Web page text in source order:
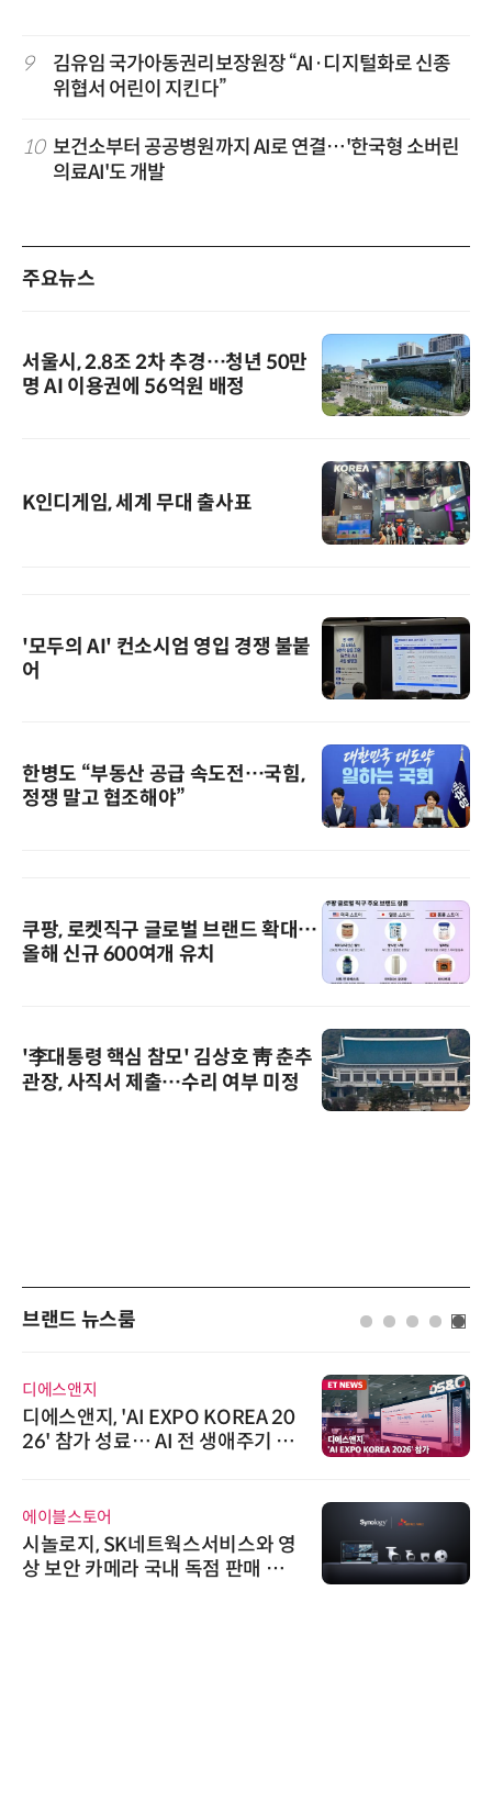
9
김유임 국가아동권리보장원장 “AI·디지털화로 신종
위협서 어린이 지킨다”
10 보건소부터 공공병원까지 AI로 연결…'한국형 소버린
의료AI'도 개발
주요뉴스
서울시, 2.8조 2차 추경…청년 50만
명 AI 이용권에 56억원 배정
K인디게임, 세계 무대 출사표
'모두의 AI' 컨소시엄 영입 경쟁 불붙
어
한병도 “부동산 공급 속도전…국힘,
정쟁 말고 협조해야”
쿠팡, 로켓직구 글로벌 브랜드 확대…
올해 신규 600여개 유치
'李대통령 핵심 참모' 김상호 靑 춘추
관장, 사직서 제출…수리 여부 미정
브랜드 뉴스룸
다래전략사업화센터, 'BIO USA 2
026'서 글로벌 빅파마와의 비즈니
스 미팅 지원…K-바이오 해외 진출
씨앤에프시스템, 오웬스그룹과 공
공 ERP·DX 사업 협력